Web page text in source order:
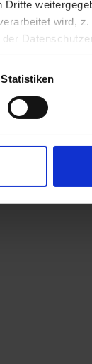
wird,
den USA.
oder
Statistiken
1,